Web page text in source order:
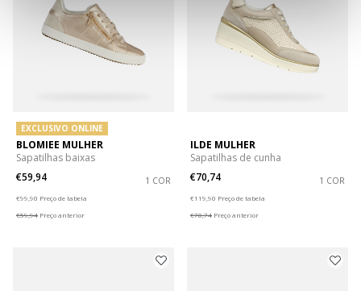
EXCLUSIVO ONLINE
BLOMIEE MULHER
Sapatilhas baixas
€59,94
1 COR
€99,90 Preço de tabela
€59,94 Preço anterior
ILDE MULHER
Sapatilhas de cunha
€70,74
1 COR
€119,90 Preço de tabela
€70,74 Preço anterior